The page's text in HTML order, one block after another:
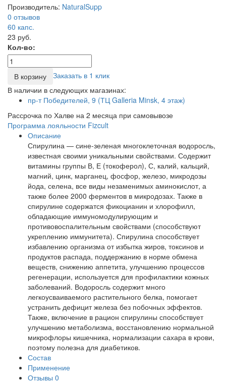
Производитель: NaturalSupp
0 отзывов
60 капс.
23 руб.
Кол-во:
В корзину
Заказать в 1 клик
В наличии в следующих магазинах:
пр-т Победителей, 9 (ТЦ Galleria Minsk, 4 этаж)
Рассрочка по Халве на 2 месяца при самовывозе
Программа лояльности Fizcult
Описание
Спирулина — сине-зеленая многоклеточная водоросль,
известная своими уникальными свойствами. Содержит
витамины группы В, Е (токоферол), С, калий, кальций,
магний, цинк, марганец, фосфор, железо, микродозы
йода, селена, все виды незаменимых аминокислот, а
также более 2000 ферментов в микродозах. Также в
спирулине содержатся фикоцианин и хлорофилл,
обладающие иммуномодулирующим и
противовоспалительным свойствами (способствуют
укреплению иммунитета). Спирулина способствует
избавлению организма от избытка жиров, токсинов и
продуктов распада, поддержанию в норме обмена
веществ, снижению аппетита, улучшению процессов
регенерации, используется для профилактики кожных
заболеваний. Водоросль содержит много
легкоусваиваемого растительного белка, помогает
устранить дефицит железа без побочных эффектов.
Также, включение в рацион спирулины способствует
улучшению метаболизма, восстановлению нормальной
микрофлоры кишечника, нормализации сахара в крови,
поэтому полезна для диабетиков.
Состав
Применение
Отзывы 0